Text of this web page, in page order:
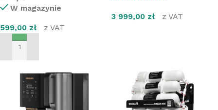
W magazynie
599,00 zł z VAT
DODAJ DO KOSZYKA
3 999,00 zł z VAT